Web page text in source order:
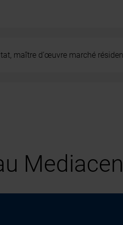
maître d’œuvre marché